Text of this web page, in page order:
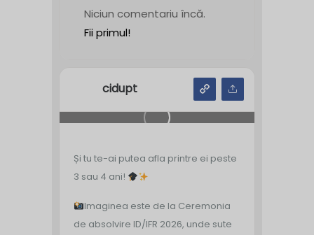
Niciun comentariu încă.
Fii primul!
cidupt
Și tu te-ai putea afla printre ei peste
3 sau 4 ani!
Imaginea este de la Ceremonia
de absolvire ID/IFR 2026, unde sute